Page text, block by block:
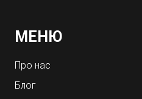
МЕНЮ
Про нас
Блог